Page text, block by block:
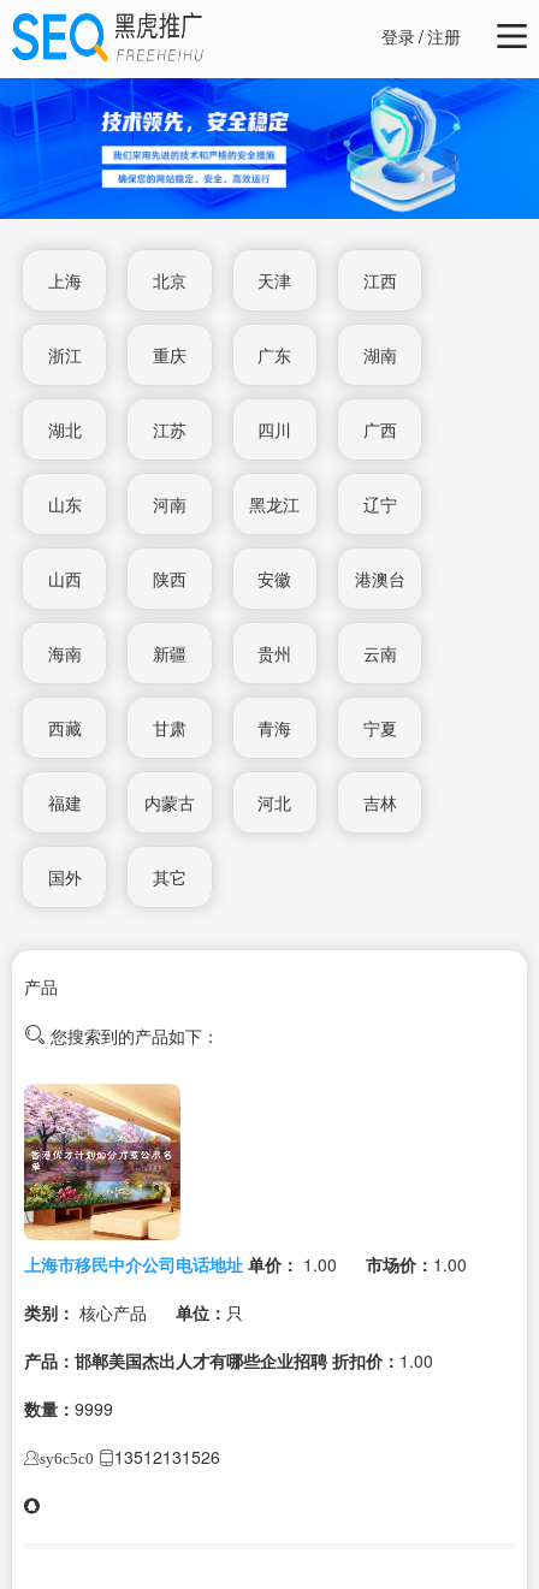
登录/注册
上海 北京 天津 江西
浙江 重庆 广东 湖南
湖北 江苏 四川 广西
山东 河南 黑龙江 辽宁
山西 陕西 安徽 港澳台
海南 新疆 贵州 云南
西藏 甘肃 青海 宁夏
福建 内蒙古 河北 吉林
国外 其它
产品
您搜索到的产品如下：
上海市移民中介公司电话地址 单价： 1.00 市场价： 1.00
类别： 核心产品 单位： 只
产品：邯郸美国杰出人才有哪些企业招聘 折扣价： 1.00
数量： 9999
sy6c5c0 13512131526